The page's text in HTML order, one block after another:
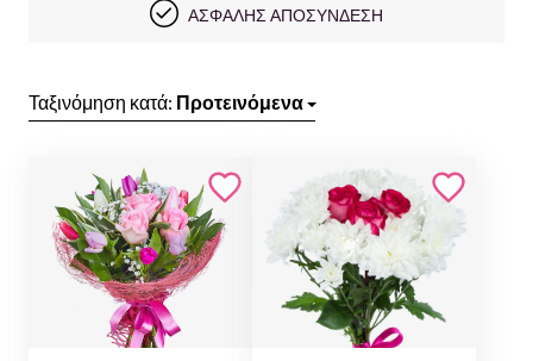
ΑΣΦΑΛΉΣ ΑΠΟΣΎΝΔΕΣΗ
Ταξινόμηση κατά: Προτεινόμενα